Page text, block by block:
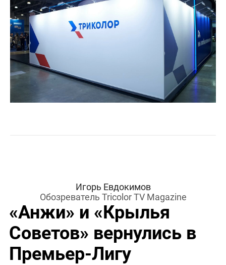
Игорь Евдокимов
Обозреватель Tricolor TV Magazine
«Анжи» и «Крылья
Советов» вернулись в
Премьер-Лигу